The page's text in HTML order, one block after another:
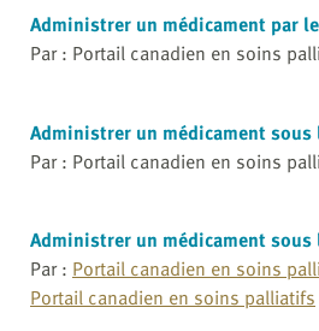
Administrer un médicament par
Par : Portail canadien en soins
Administrer un médicament sous
Par : Portail canadien en soins
Administrer un médicament sous
Par : Portail canadien en soins
Portail canadien en soins palliatifs